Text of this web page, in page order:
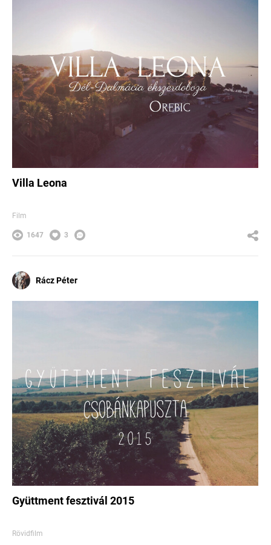
Villa Leona
Film
1647 3
Rácz Péter
Gyüttment fesztivál 2015
Rövidfilm